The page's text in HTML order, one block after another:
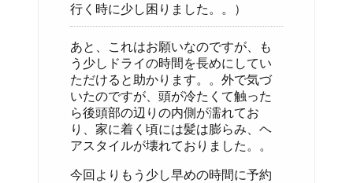
行く時に少し困りました。。）
あと、これはお願いなのですが、も
う少しドライの時間を長めにしてい
ただけると助かります。。外で気づ
いたのですが、頭が冷たくて触った
ら後頭部の辺りの内側が濡れてお
り、家に着く頃には髪は膨らみ、ヘ
アスタイルが壊れておりました。。
今回よりもう少し早めの時間に予約